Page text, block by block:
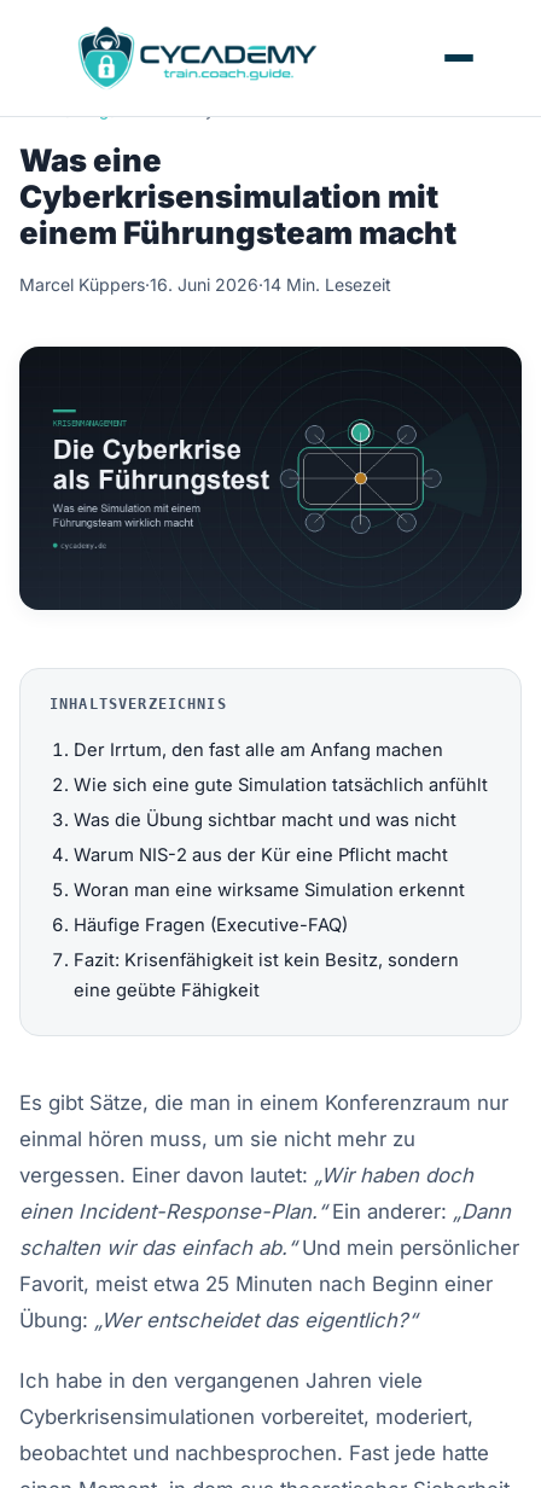
Was eine
Cyberkrisensimulation mit
einem Führungsteam macht
Marcel Küppers·16. Juni 2026·14 Min. Lesezeit
INHALTSVERZEICHNIS
Der Irrtum, den fast alle am Anfang machen
Wie sich eine gute Simulation tatsächlich anfühlt
Was die Übung sichtbar macht und was nicht
Warum NIS-2 aus der Kür eine Pflicht macht
Woran man eine wirksame Simulation erkennt
Häufige Fragen (Executive-FAQ)
Fazit: Krisenfähigkeit ist kein Besitz, sondern
eine geübte Fähigkeit
Es gibt Sätze, die man in einem Konferenzraum nur
einmal hören muss, um sie nicht mehr zu
vergessen. Einer davon lautet: „Wir haben doch
einen Incident-Response-Plan.“Ein anderer: „Dann
schalten wir das einfach ab.“Und mein persönlicher
Favorit, meist etwa 25 Minuten nach Beginn einer
Übung: „Wer entscheidet das eigentlich?“
Ich habe in den vergangenen Jahren viele
Cyberkrisensimulationen vorbereitet, moderiert,
beobachtet und nachbesprochen. Fast jede hatte